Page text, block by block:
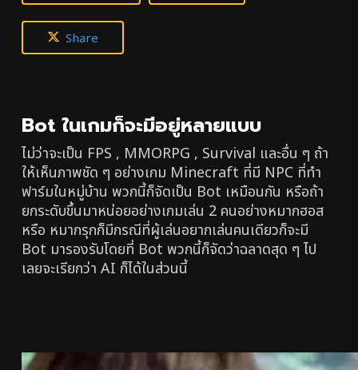
Share
Bot ในเกมก็จะมีอยู่หลายแบบ
ไม่ว่าจะเป็น FPS , MMORPG , Survival และอื่น ๆ ถ้า
ให้เห็นภาพชัด ๆ อย่างเกม Minecraft ที่มี NPC ที่ทำ
ฟาร์มในหมู่บ้าน พวกนี้ก็จัดเป็น Bot เหมือนกัน หรือถ้า
ยกระดับขึ้นมาหน่อยอย่างเกมเล่น 2 คนอย่างหมากฮอส
หรือ หมากรุกก็มีกรณีที่ผู้เล่นอยากเล่นคนเดียวก็จะมี
Bot มารองรับโดยที่ Bot พวกนี้ก็จัดว่าฉลาดสุด ๆ ไป
เลยจะเรียกว่า AI ก็ได้ในส่วนนี้